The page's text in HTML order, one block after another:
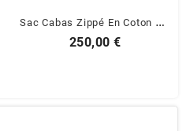
S
Ac Cabas Zippé En Coton Recyclé
Prix
250,00 €